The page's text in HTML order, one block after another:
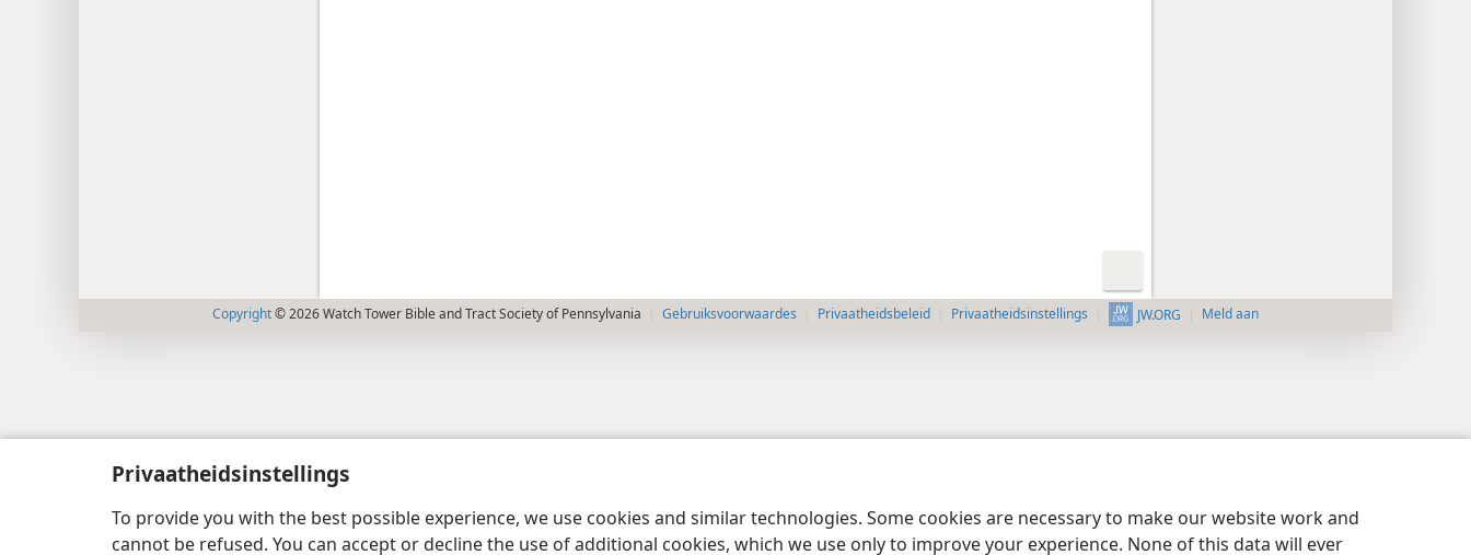
Privaatheidsinstellings
To provide you with the best possible experience, we use cookies and similar technologies. Some cookies are necessary to make our website work and
cannot be refused. You can accept or decline the use of additional cookies, which we use only to improve your experience. None of this data will ever
Copyright© 2026 Watch Tower Bible and Tract Society of Pennsylvania Gebruiksvoorwaardes Privaatheidsbeleid Privaatheidsinstellings JW.ORG Meld aan